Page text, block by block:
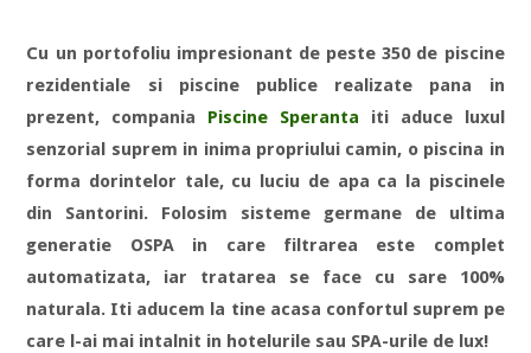
Cu un portofoliu impresionant de peste 350 de piscine
rezidentiale si piscine publice realizate pana in
prezent, compania Piscine Speranta iti aduce luxul
senzorial suprem in inima propriului camin, o piscina in
forma dorintelor tale, cu luciu de apa ca la piscinele
din Santorini. Folosim sisteme germane de ultima
generatie OSPA in care filtrarea este complet
automatizata, iar tratarea se face cu sare 100%
naturala. Iti aducem la tine acasa confortul suprem pe
care l-ai mai intalnit in hotelurile sau SPA-urile de lux!